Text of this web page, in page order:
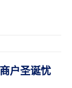
户圣诞忧